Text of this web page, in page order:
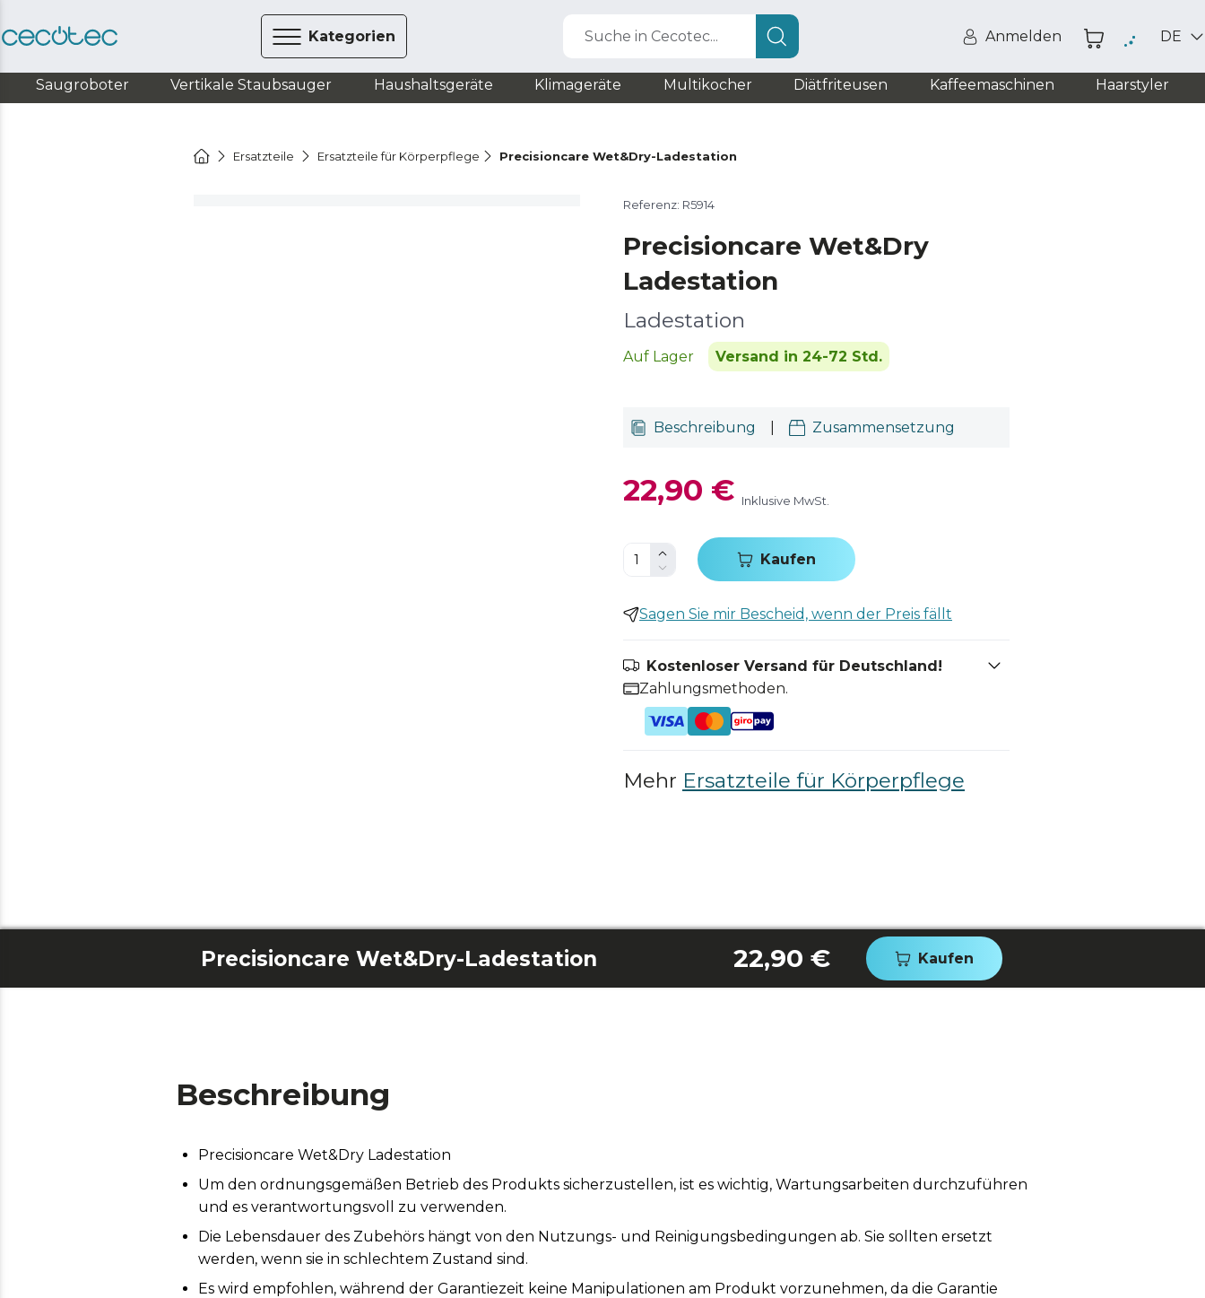
Kategorien Suche in Cecotec... Anmelden DE
Saugroboter Vertikale Staubsauger Haushaltsgeräte Klimageräte Multikocher Diätfriteusen Kaffeemaschinen Haarstyler
Ersatzteile Ersatzteile für Körperpflege Precisioncare Wet&Dry-Ladestation
Referenz: R5914
Precisioncare Wet&Dry
Ladestation
Ladestation
Auf Lager Versand in 24-72 Std.
Beschreibung Zusammensetzung
22,90 € Inklusive MwSt.
Kaufen
Sagen Sie mir Bescheid, wenn der Preis fällt
Kostenloser Versand für Deutschland!
Zahlungsmethoden.
Mehr Ersatzteile für Körperpflege
Precisioncare Wet&Dry-Ladestation 22,90 € Kaufen
Beschreibung
Precisioncare Wet&Dry Ladestation
Um den ordnungsgemäßen Betrieb des Produkts sicherzustellen, ist es wichtig, Wartungsarbeiten durchzuführen
und es verantwortungsvoll zu verwenden.
Die Lebensdauer des Zubehörs hängt von den Nutzungs- und Reinigungsbedingungen ab. Sie sollten ersetzt
werden, wenn sie in schlechtem Zustand sind.
Es wird empfohlen, während der Garantiezeit keine Manipulationen am Produkt vorzunehmen, da die Garantie